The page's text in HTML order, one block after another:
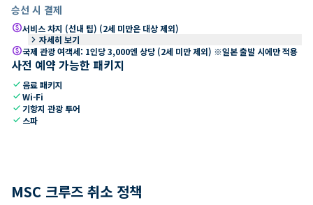
승선 시 결제
paid서비스 차지 (선내 팁) (2세 미만은 대상 제외)
keyboard_arrow_right 자세히 보기
paid국제 관광 여객세: 1인당 3,000엔 상당 (2세 미만 제외) ※일본 출발 시에만 적용
사전 예약 가능한 패키지
check 음료 패키지
checkWi-Fi
check 기항지 관광 투어
check 스파
MSC 크루즈 취소 정책